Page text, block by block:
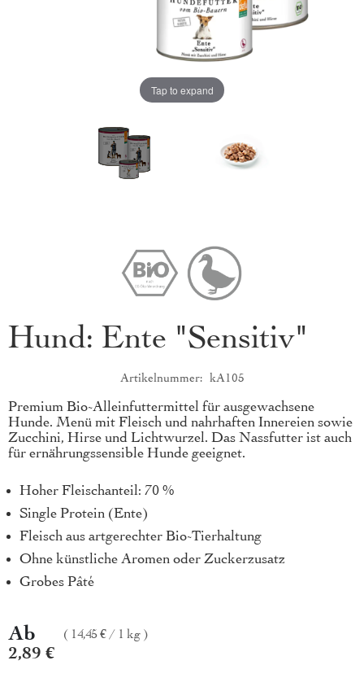
Tap to expand
Hund: Ente "Sensitiv"
Artikelnummer kA105
Produktkurzbeschreibung
Premium Bio-Alleinfuttermittel für ausgewachsene
Hunde. Menü mit Fleisch und nahrhaften Innereien sowie
Zucchini, Hirse und Lichtwurzel. Das Nassfutter ist auch
für ernährungssensible Hunde geeignet.
Hoher Fleischanteil: 70 %
Single Protein (Ente)
Fleisch aus artgerechter Bio-Tierhaltung
Ohne künstliche Aromen oder Zuckerzusatz
Grobes Pâté
Ab
2,89 €
14,45 € / 1 kg